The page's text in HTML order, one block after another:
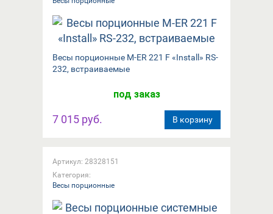
Весы порционные M-ER 221 F «Install»​​ RS-
232, встраиваемые
под заказ
7 015 руб. В корзину
Артикул: 28328151
Категория:
Весы порционные